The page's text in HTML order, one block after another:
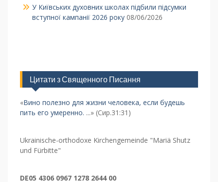
У Київських духовних школах підбили підсумки
вступної кампанії 2026 року 08/06/2026
Цитати з Священного Писання
«Вино полезно для жизни человека, если будешь
пить его умеренно. ...» (Сир.31:31)
Ukrainische-orthodoxe Kirchengemeinde "Mariä Shutz
und Fürbitte"
DE05 4306 0967 1278 2644 00